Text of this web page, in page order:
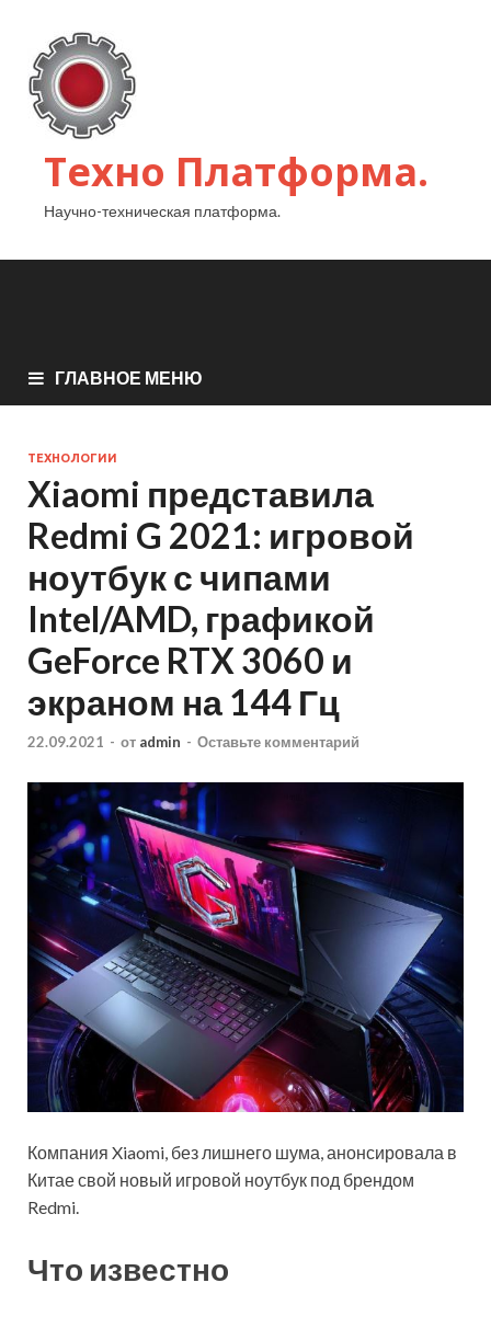
Техно Платформа.
Научно-техническая платформа.
ГЛАВНОЕ МЕНЮ
ТЕХНОЛОГИИ
Xiaomi представила
Redmi G 2021: игровой
ноутбук с чипами
Intel/AMD, графикой
GeForce RTX 3060 и
экраном на 144 Гц
22.09.2021 - от admin - Оставьте комментарий
Компания Xiaomi, без лишнего шума, анонсировала в
Китае свой новый игровой ноутбук под брендом
Redmi.
Что известно